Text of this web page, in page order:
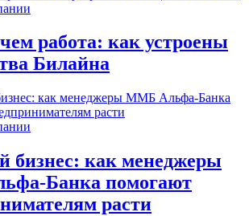
работа: как устроены
Билайна
бизнес: как менеджеры
Банка помогают
расти